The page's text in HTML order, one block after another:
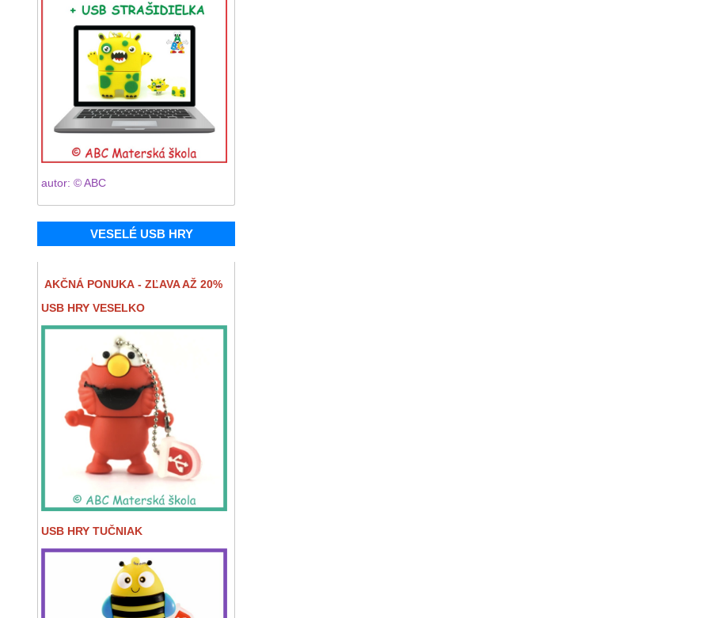
autor: © ABC
VESELÉ USB HRY
AKČNÁ PONUKA - ZĽAVA AŽ 20%
USB HRY VESELKO
USB HRY TUČNIAK